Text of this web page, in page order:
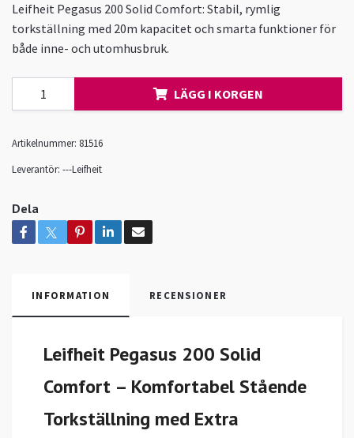
Leifheit Pegasus 200 Solid Comfort: Stabil, rymlig
torkställning med 20m kapacitet och smarta funktioner för
både inne- och utomhusbruk.
LÄGG I KORGEN
Artikelnummer: 81516
Leverantör: ---Leifheit
Dela
INFORMATION RECENSIONER
Leifheit Pegasus 200 Solid
Comfort – Komfortabel Stående
Torkställning med Extra